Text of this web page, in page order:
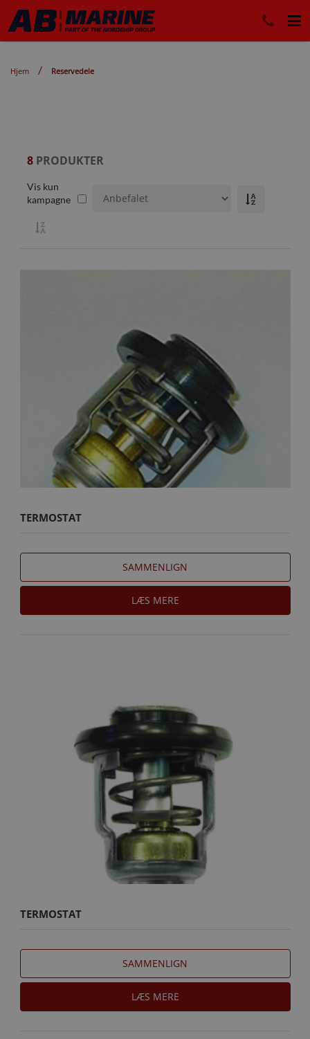
Hjem Reservedele
8PRODUKTER
Vis kun
kampagne
TERMOSTAT
SAMMENLIGN
LÆS MERE
TERMOSTAT
SAMMENLIGN
LÆS MERE